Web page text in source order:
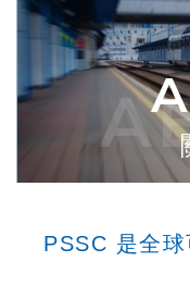
PSSC 是全球